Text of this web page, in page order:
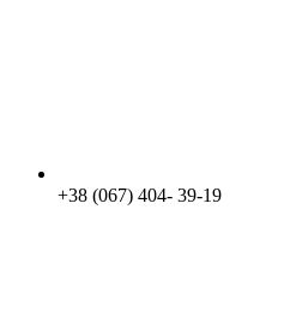
+38 (067) 404- 39-19